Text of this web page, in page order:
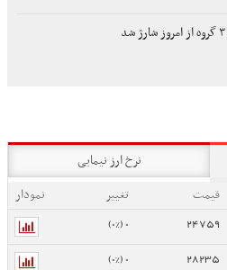
نرخ ارز نیمایی
قیمت تغییر
نمودار
24759
0 (0%)
28235
0 (0%)